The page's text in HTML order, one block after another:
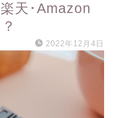
天･Amazon
2022年12月4日